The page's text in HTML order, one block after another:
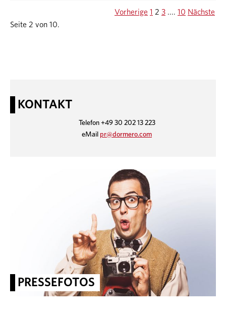
Seite 2 von 10.
Vorherige 1 2 3 .... 10 Nächste
KONTAKT
Telefon +49 30 202 13 223
eMail pr@dormero.com
PRESSEFOTOS